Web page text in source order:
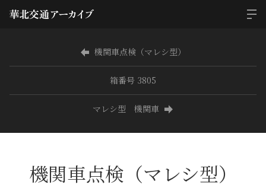
機関車点検（マレシ型）
箱番号 3805
マレシ型 機関車
機関車点検（マレシ型）